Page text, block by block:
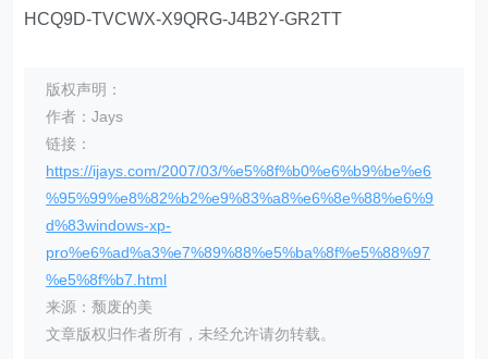
HCQ9D-TVCWX-X9QRG-J4B2Y-GR2TT
版权声明：
作者：Jays
链接：
https://ijays.com/2007/03/%e5%8f%b0%e6%b9%be%e6
%95%99%e8%82%b2%e9%83%a8%e6%8e%88%e6%9
d%83windows-xp-
pro%e6%ad%a3%e7%89%88%e5%ba%8f%e5%88%97
%e5%8f%b7.html
来源：颓废的美
文章版权归作者所有，未经允许请勿转载。